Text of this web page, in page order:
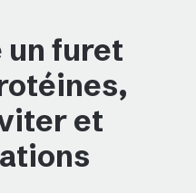
un furet
et